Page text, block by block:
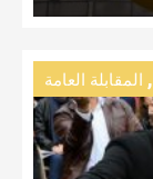
, المقابلة العامة